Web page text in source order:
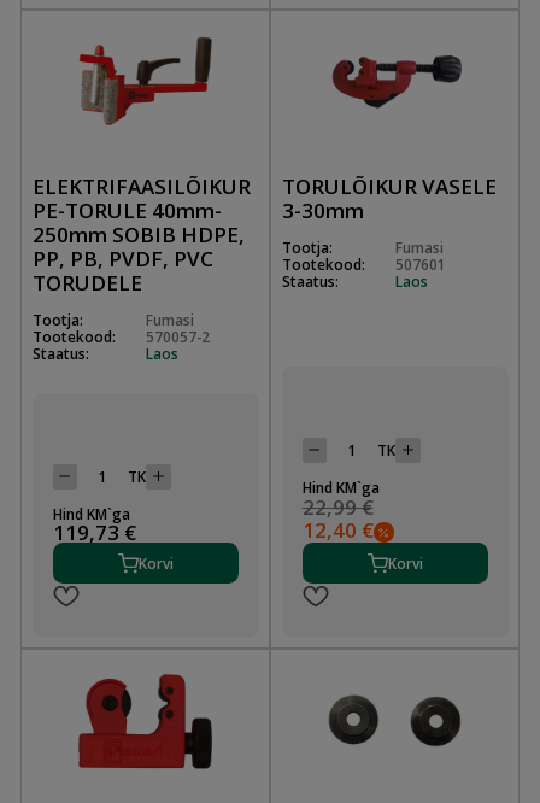
ELEKTRIFAASILÕIKUR
PE-TORULE 40mm-
250mm SOBIB HDPE,
PP, PB, PVDF, PVC
TORUDELE
Tootja:
Fumasi
Tootekood:
570057-2
Staatus:
Laos
TK
Hind KM`ga
119,73 €
Korvi
TORULÕIKUR VASELE
3-30mm
Tootja:
Fumasi
Tootekood:
507601
Staatus:
Laos
TK
Hind KM`ga
22,99 €
12,40 €
Korvi